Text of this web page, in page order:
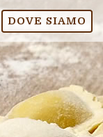
DOVE SIAMO